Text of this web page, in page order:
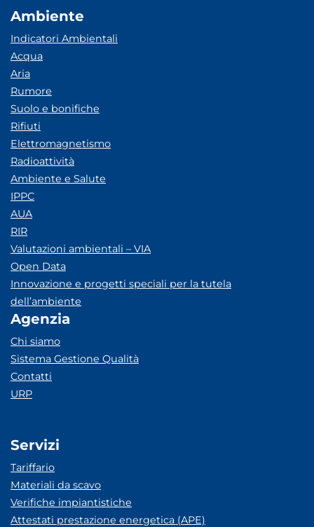
Ambiente
Indicatori Ambientali
Acqua
Aria
Rumore
Suolo e bonifiche
Rifiuti
Elettromagnetismo
Radioattività
Ambiente e Salute
IPPC
AUA
RIR
Valutazioni ambientali – VIA
Open Data
Innovazione e progetti speciali per la tutela
dell’ambiente
Agenzia
Chi siamo
Sistema Gestione Qualità
Contatti
URP
Servizi
Tariffario
Materiali da scavo
Verifiche impiantistiche
Attestati prestazione energetica (APE)